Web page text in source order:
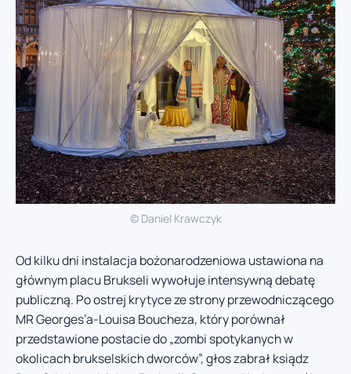
© Daniel Krawczyk
Od kilku dni instalacja bożonarodzeniowa ustawiona na
głównym placu Brukseli wywołuje intensywną debatę
publiczną. Po ostrej krytyce ze strony przewodniczącego
MR Georges’a-Louisa Boucheza, który porównał
przedstawione postacie do „zombi spotykanych w
okolicach brukselskich dworców”, głos zabrał ksiądz